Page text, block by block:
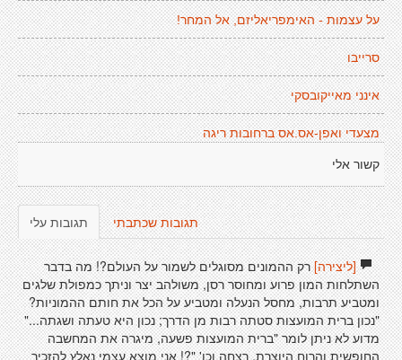
על עצמות - האימפריאליזם, אל המחר!
סרייבו
אינני מאייקובסקי
מצעדי ואפן-אס.אס ברחובות ריגה
קשור אלי
תגובות עלי תגובות שכתבתי
[ליצירה]רק ההמונים מסוגלים לשמור על העולם?! מה בדבר
השתלחות המון פרוע ומחוסר רסן, משולהב יצר וניתך כמפולת שלגים
ומטביע תרבות, מחסל הנעלה ומטביע על הכל את חותם ההמוניות?
"נכון ברית המועצות סטתה רבות מן הדרך; נכון היא טעתה ושגתה..."
מדוע לא ניתן לומר "ברית המועצות פשעה, מיגרה את המחשבה
החופשית והרוח היוצרת, רצחה וכו' "?! אני מוצא עצמי נאלץ להזכיר